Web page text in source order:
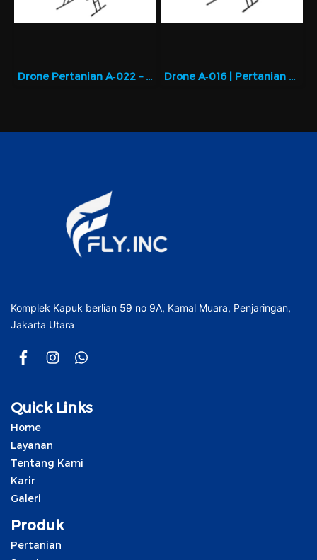
Drone Pertanian A‑022 – Ringan dan Presisi Drone A‑016 | Pertanian Presisi dengan Muatan 16L
Komplek Kapuk berlian 59 no 9A, Kamal Muara, Penjaringan,
Jakarta Utara
Quick Links
Home
Layanan
Tentang Kami
Karir
Galeri
Produk
Pertanian